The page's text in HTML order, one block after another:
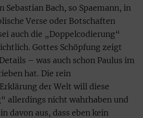
Sebastian Bach, so Spaemann, in
Verse oder Botschaften
auch die „Doppelcodierung“
Gottes Schöpfung zeigt
– was auch schon Paulus im
hat. Die rein
der Welt will diese
allerdings nicht wahrhaben und
davon aus, dass eben kein